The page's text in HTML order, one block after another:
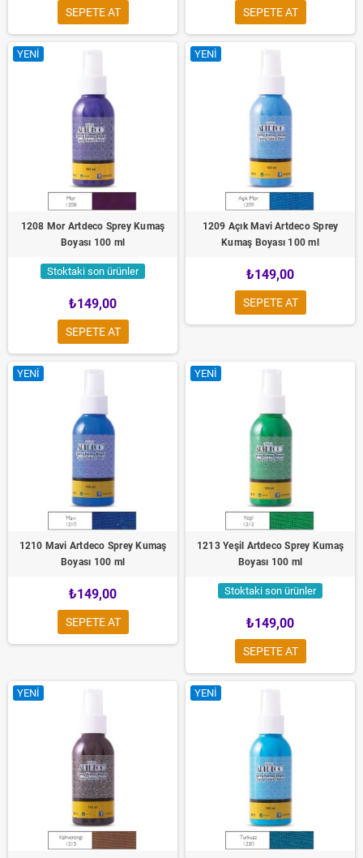
SEPETE AT SEPETE AT
YENI
1208 Mor Artdeco Sprey Kumaş
Boyası 100 ml
Stoktaki son ürünler
₺149,00
SEPETE AT
YENI
1209 Açık Mavi Artdeco Sprey
Kumaş Boyası 100 ml
₺149,00
SEPETE AT
YENI
1210 Mavi Artdeco Sprey Kumaş
Boyası 100 ml
₺149,00
SEPETE AT
YENI
1213 Yeşil Artdeco Sprey Kumaş
Boyası 100 ml
Stoktaki son ürünler
₺149,00
SEPETE AT
YENI YENI